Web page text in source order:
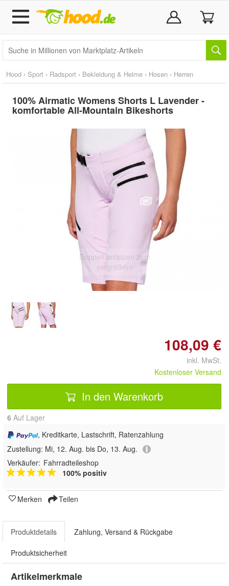
Hood › Sport › Radsport › Bekleidung & Helme › Hosen › Herren
100% Airmatic Womens Shorts L Lavender -
komfortable All-Mountain Bikeshorts
Doppelt antippen zum
vergrößern
108,09 €
inkl. MwSt.
Kostenloser Versand
In den Warenkorb
6 Auf Lager
, Kreditkarte, Lastschrift, Ratenzahlung
Zustellung: Mi, 12. Aug. bis Do, 13. Aug.
Verkäufer: Fahrradteileshop
100% positiv
Merken Teilen
Produktdetails Zahlung, Versand & Rückgabe
Produktsicherheit
Artikelmerkmale